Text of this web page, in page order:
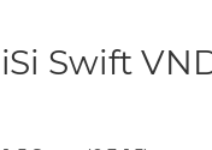
Swift